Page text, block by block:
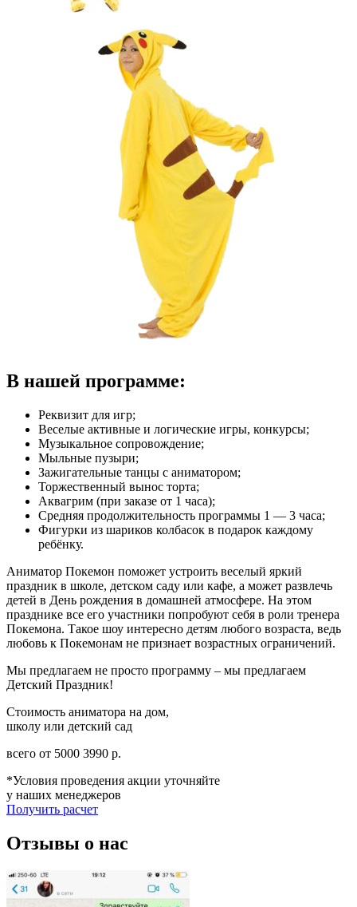
В нашей программе:
Реквизит для игр;
Веселые активные и логические игры, конкурсы;
Музыкальное сопровождение;
Мыльные пузыри;
Зажигательные танцы с аниматором;
Торжественный вынос торта;
Аквагрим (при заказе от 1 часа);
Средняя продолжительность программы 1 — 3 часа;
Фигурки из шариков колбасок в подарок каждому
ребёнку.
Аниматор Покемон поможет устроить веселый яркий
праздник в школе, детском саду или кафе, а может развлечь
детей в День рождения в домашней атмосфере. На этом
празднике все его участники попробуют себя в роли тренера
Покемона. Такое шоу интересно детям любого возраста, ведь
любовь к Покемонам не признает возрастных ограничений.
Мы предлагаем не просто программу – мы предлагаем
Детский Праздник!
Стоимость аниматора на дом,
школу или детский сад
всего от 5000 3990 р.
*Условия проведения акции уточняйте
у наших менеджеров
Получить расчет
Отзывы о нас